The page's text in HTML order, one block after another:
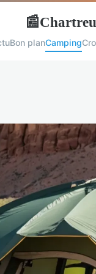
📰
Bon planCamping